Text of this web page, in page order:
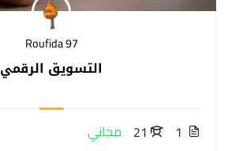
Roufida 97
التسويق الرقمي
1
21 مجاني